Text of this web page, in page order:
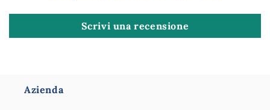
Scrivi una recensione
Azienda